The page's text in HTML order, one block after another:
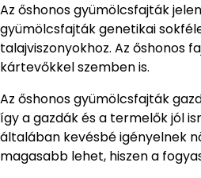
Az őshonos gyümölcsfajták
gyümölcsfajták genetikai
talajviszonyokhoz. Az őshonos
kártevőkkel szemben is.
Az őshonos gyümölcsfajták
így a gazdák és a termelők jól
általában kevésbé igényelnek
magasabb lehet, hiszen a